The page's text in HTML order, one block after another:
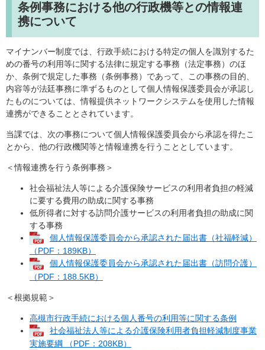
条例事務における他の行政機等との情報連
携について
マイナンバー制度では、行政手続における特定の個人を識別するた
めの番号の利用等に関する法律に規定する事務（法定事務）のほ
か、条例で規定した事務（条例事務）であって、この事務の目的、
内容等が法廷事務に準ずるものとして個人情報保護委員会が承認し
たものについては、情報提供ネットワークシステムを使用した情報
連携ができることとされています。
当課では、次の事務について個人情報保護委員会から承認を得たこ
とから、他の行政機関等と情報連携を行うこととしています。
＜情報連携を行う条例事務＞
社会福祉法人等による介護保険サービスの利用者負担の軽減
に要する費用の助成に関する事務
低所得者に対する訪問介護サービスの利用者負担の助成に関
する事務
個人情報保護委員会から承認された届出書（社福軽減）
（PDF：189KB）
個人情報保護委員会から承認された届出書（訪問介護）
（PDF：188.5KB）
＜根拠規範＞
高槻市行政手続における個人番号の利用等に関する条例
社会福祉法人等による介護保険利用者負担軽減制度事業
実施要綱 （PDF：208KB）